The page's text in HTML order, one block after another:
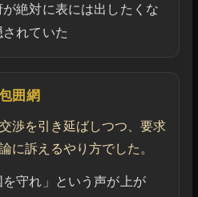
絶対に表には出したくな
れていた
囲網
渉を引き延ばしつつ、要求
に訴えるやり方でした。
を守れ」という声が上が